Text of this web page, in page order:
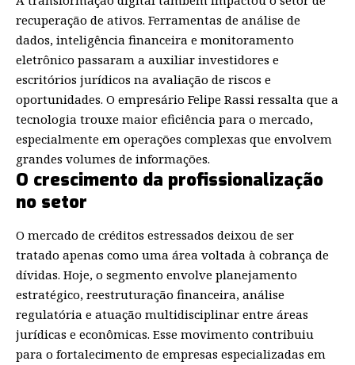
recuperação de ativos. Ferramentas de análise de
dados, inteligência financeira e monitoramento
eletrônico passaram a auxiliar investidores e
escritórios jurídicos na avaliação de riscos e
oportunidades. O empresário Felipe Rassi ressalta que a
tecnologia trouxe maior eficiência para o mercado,
especialmente em operações complexas que envolvem
grandes volumes de informações.
O crescimento da profissionalização
no setor
O mercado de créditos estressados deixou de ser
tratado apenas como uma área voltada à cobrança de
dívidas. Hoje, o segmento envolve planejamento
estratégico, reestruturação financeira, análise
regulatória e atuação multidisciplinar entre áreas
jurídicas e econômicas. Esse movimento contribuiu
para o fortalecimento de empresas especializadas em